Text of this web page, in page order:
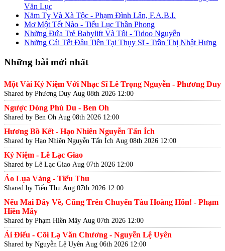
Văn Lục
Năm Tỵ Và Xà Tộc - Phạm Đình Lân, F.A.B.I.
Mơ Một Tết Nào - Tiểu Lục Thần Phong
Những Đứa Trẻ Babylift Và Tôi - Tidoo Nguyễn
Những Cái Tết Đầu Tiên Tại Thụy Sĩ - Trần Thị Nhật Hưng
Những bài mới nhất
Một Vài Kỷ Niệm Với Nhạc Sĩ Lê Trọng Nguyễn - Phương Duy
Shared by Phương Duy Aug 08th 2026 12:00
Ngược Dòng Phù Du - Ben Oh
Shared by Ben Oh Aug 08th 2026 12:00
Hương Bồ Kết - Hạo Nhiên Nguyễn Tấn Ích
Shared by Hạo Nhiên Nguyễn Tấn Ích Aug 08th 2026 12:00
Kỷ Niệm - Lê Lạc Giao
Shared by Lê Lạc Giao Aug 07th 2026 12:00
Áo Lụa Vàng - Tiểu Thu
Shared by Tiểu Thu Aug 07th 2026 12:00
Nếu Mai Đây Về, Cũng Trên Chuyến Tàu Hoàng Hôn! - Phạm
Hiền Mây
Shared by Phạm Hiền Mây Aug 07th 2026 12:00
Ái Điểu - Cõi Lạ Văn Chương - Nguyễn Lệ Uyên
Shared by Nguyễn Lệ Uyên Aug 06th 2026 12:00